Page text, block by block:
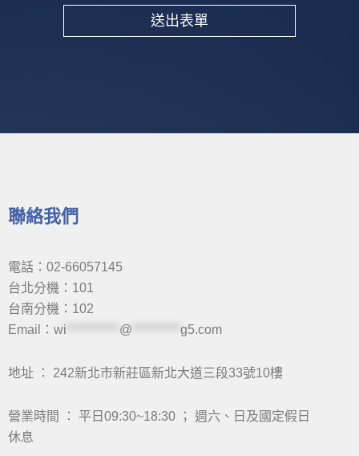
送出表單
聯絡我們
電話：02-66057145
台北分機：101
台南分機：102
Email： wi @ g5.com
地址 ： 242新北市新莊區新北大道三段33號10樓
營業時間 ： 平日09:30~18:30 ； 週六、日及國定假日
休息